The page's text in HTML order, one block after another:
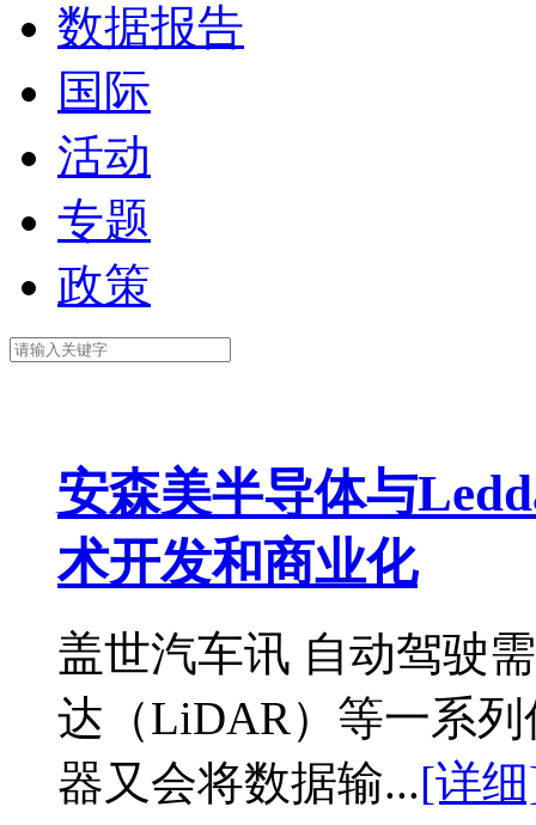
数据报告
国际
活动
专题
政策
安森美半导体与
术开发和商业化
盖世汽车讯 自动驾驶
达（LiDAR）等一系
器又会将数据输...[详